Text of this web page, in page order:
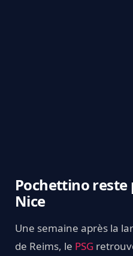
Pochettino
Nice
Une semaine après la
de Reims, le PSG